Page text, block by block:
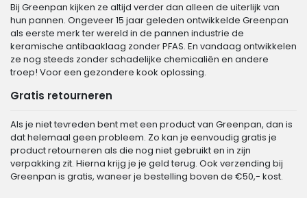
Bij Greenpan kijken ze altijd verder dan alleen de uiterlijk van
hun pannen. Ongeveer 15 jaar geleden ontwikkelde Greenpan
als eerste merk ter wereld in de pannen industrie de
keramische antibaaklaag zonder PFAS. En vandaag ontwikkelen
ze nog steeds zonder schadelijke chemicaliën en andere
troep! Voor een gezondere kook oplossing.
Gratis retourneren
Als je niet tevreden bent met een product van Greenpan, dan is
dat helemaal geen probleem. Zo kan je eenvoudig gratis je
product retourneren als die nog niet gebruikt en in zijn
verpakking zit. Hierna krijg je je geld terug. Ook verzending bij
Greenpan is gratis, waneer je bestelling boven de €50,- kost.